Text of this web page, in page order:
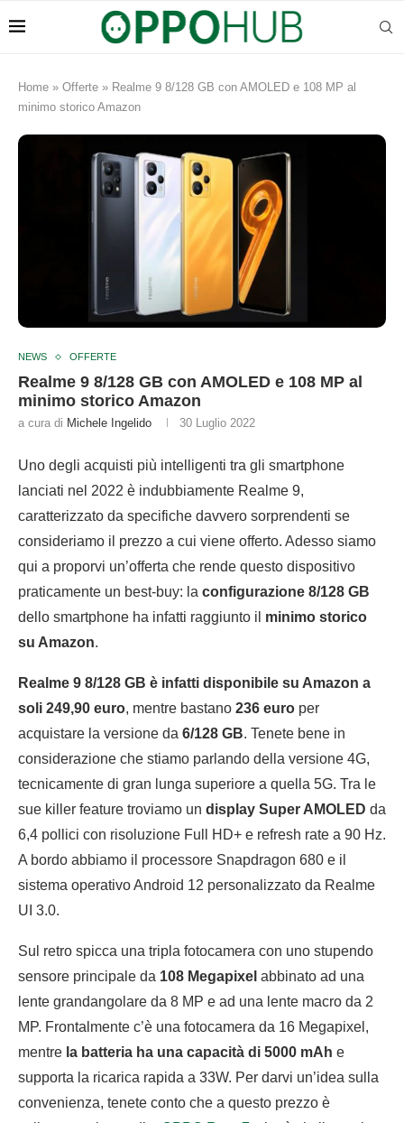
Home » Offerte » Realme 9 8/128 GB con AMOLED e 108 MP al
minimo storico Amazon
NEWS OFFERTE
Realme 9 8/128 GB con AMOLED e 108 MP al
minimo storico Amazon
a cura di Michele Ingelido 30 Luglio 2022
Uno degli acquisti più intelligenti tra gli smartphone
lanciati nel 2022 è indubbiamente Realme 9,
caratterizzato da specifiche davvero sorprendenti se
consideriamo il prezzo a cui viene offerto. Adesso siamo
qui a proporvi un’offerta che rende questo dispositivo
praticamente un best-buy: la configurazione 8/128 GB
dello smartphone ha infatti raggiunto il minimo storico
su Amazon.
Realme 9 8/128 GB è infatti disponibile su Amazon a
soli 249,90 euro, mentre bastano 236 euro per
acquistare la versione da 6/128 GB. Tenete bene in
considerazione che stiamo parlando della versione 4G,
tecnicamente di gran lunga superiore a quella 5G. Tra le
sue killer feature troviamo un display Super AMOLED da
6,4 pollici con risoluzione Full HD+ e refresh rate a 90 Hz.
A bordo abbiamo il processore Snapdragon 680 e il
sistema operativo Android 12 personalizzato da Realme
UI 3.0.
Sul retro spicca una tripla fotocamera con uno stupendo
sensore principale da 108 Megapixel abbinato ad una
lente grandangolare da 8 MP e ad una lente macro da 2
MP. Frontalmente c’è una fotocamera da 16 Megapixel,
mentre la batteria ha una capacità di 5000 mAh e
supporta la ricarica rapida a 33W. Per darvi un’idea sulla
convenienza, tenete conto che a questo prezzo è